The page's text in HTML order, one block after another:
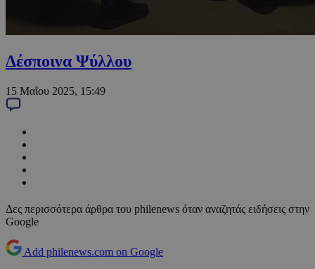
Δέσποινα Ψύλλου
15 Μαΐου 2025, 15:49
Δες περισσότερα άρθρα του philenews όταν αναζητάς ειδήσεις στην
Google
Add philenews.com on Google